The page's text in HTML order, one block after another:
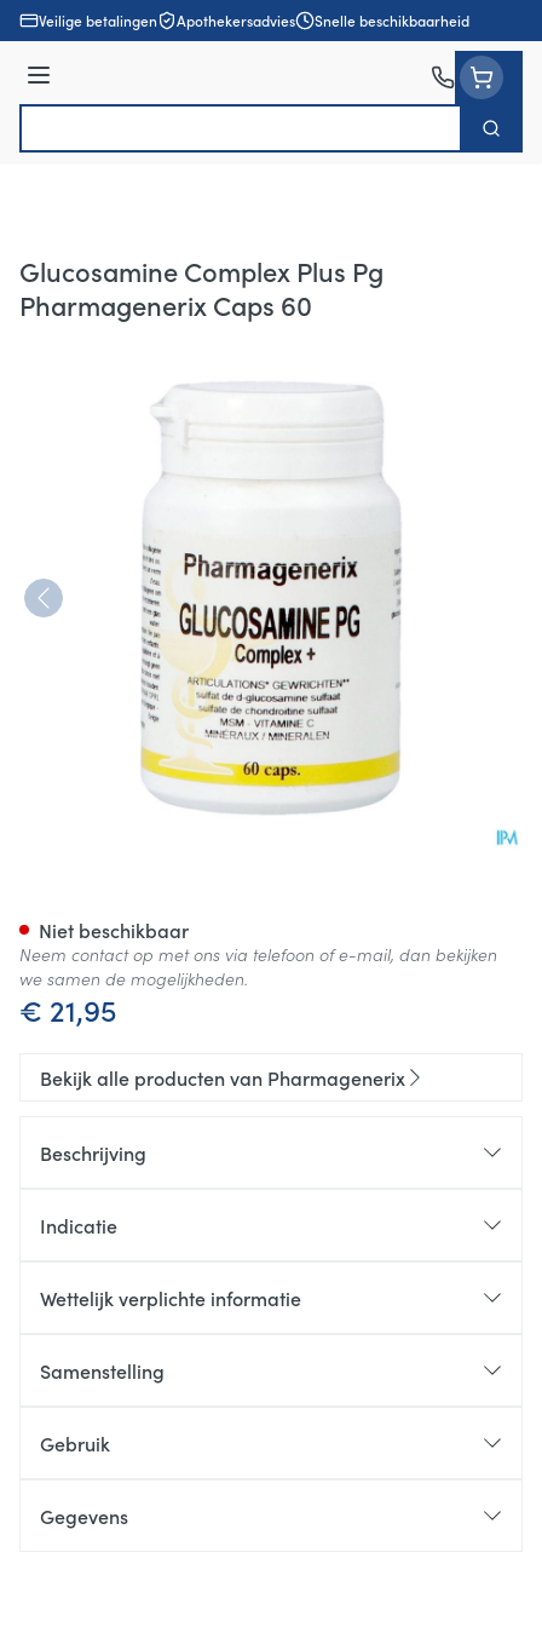
Ga naar de inhoud
Veilige betalingen Apothekersadvies Snelle beschikbaarheid
Menu
Zoek
Glucosamine Complex Plus Pg
Pharmagenerix Caps 60
€ 21,95
Niet beschikbaar
Neem contact op met ons via telefoon of e-mail, dan bekijken
we samen de mogelijkheden.
Bekijk alle producten van Pharmagenerix
Beschrijving
Indicatie
Wettelijk verplichte informatie
Samenstelling
Gebruik
Gegevens